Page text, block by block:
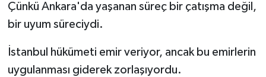
Çünkü Ankara'da yaşanan süreç bir çatışma değil,
bir uyum süreciydi.
İstanbul hükümeti emir veriyor, ancak bu emirlerin
uygulanması giderek zorlaşıyordu.